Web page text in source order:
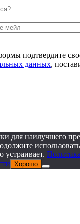
подтвердите
данных,
для наилучшего
устраивает. Политика
Хорошо